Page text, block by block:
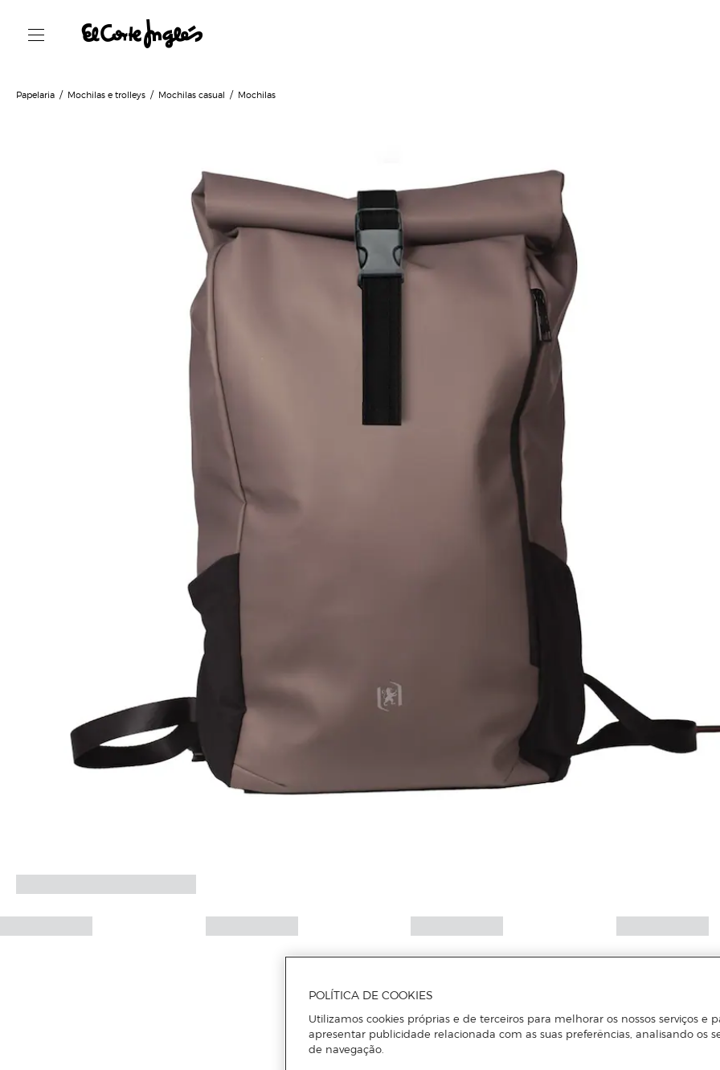
Papelaria Mochilas e trolleys Mochilas casual Mochilas
POLÍTICA DE COOKIES
Utilizamos cookies próprias e de terceiros para melhorar os nossos serviços e
apresentar publicidade relacionada com as suas preferências, analisando os
de navegação.